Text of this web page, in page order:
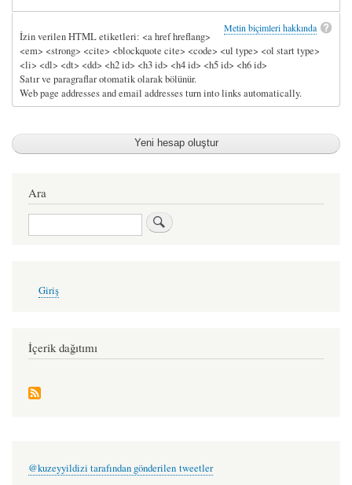
Metin biçimleri hakkında
İzin verilen HTML etiketleri: <a href hreflang>
<em> <strong> <cite> <blockquote cite> <code> <ul type> <ol start type>
<li> <dl> <dt> <dd> <h2 id> <h3 id> <h4 id> <h5 id> <h6 id>
Satır ve paragraflar otomatik olarak bölünür.
Web page addresses and email addresses turn into links automatically.
Ara
Ara
account
Giriş
İçerik dağıtımı
@kuzeyyildizi tarafından gönderilen tweetler